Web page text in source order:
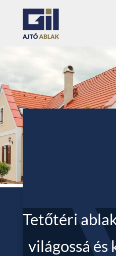
Tetőtéri
világossá és